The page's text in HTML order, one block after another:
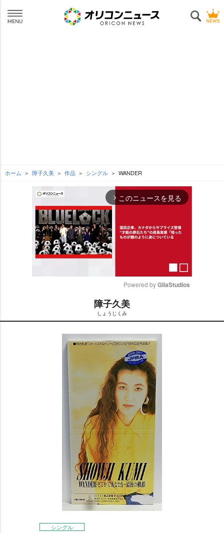
ホーム 障子久美 作品 シングル WANDER
arrow_forward_ios このニュースを見る
t
e
Powered by GliaStudios
障子久美
しょうじくみ
シングル